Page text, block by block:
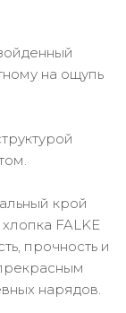
на ощупь
крой
FALKE
прочность и
нарядов.